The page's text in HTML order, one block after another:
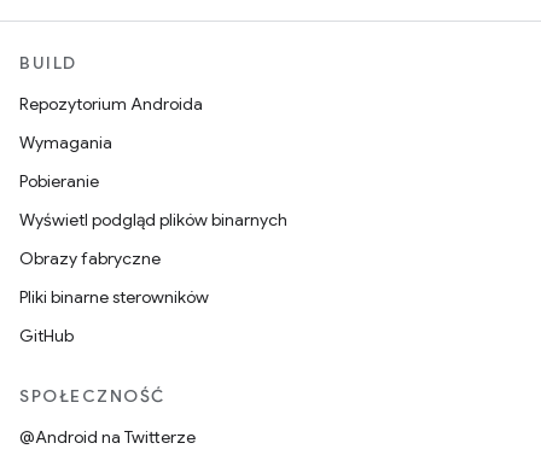
BUILD
Repozytorium Androida
Wymagania
Pobieranie
Wyświetl podgląd plików binarnych
Obrazy fabryczne
Pliki binarne sterowników
GitHub
SPOŁECZNOŚĆ
@Android na Twitterze